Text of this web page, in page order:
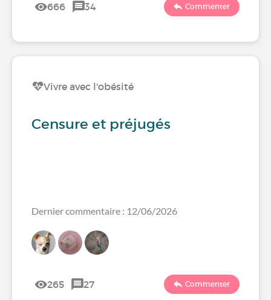
666 34 Commenter
Vivre avec l'obésité
Censure et préjugés
Dernier commentaire : 12/06/2026
265 27 Commenter